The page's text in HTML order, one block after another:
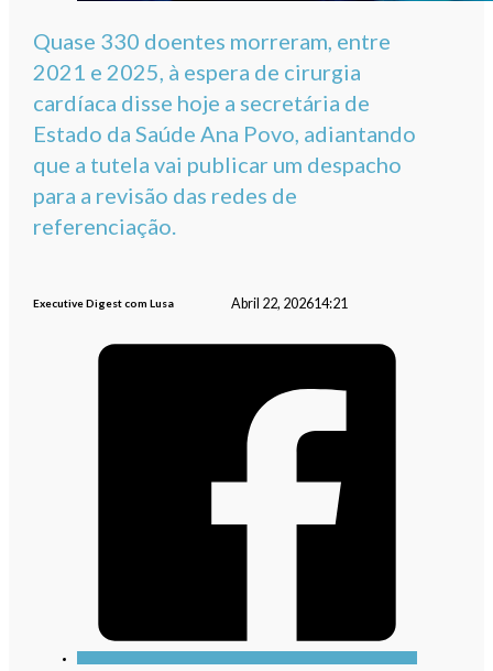
Quase 330 doentes morreram, entre
2021 e 2025, à espera de cirurgia
cardíaca disse hoje a secretária de
Estado da Saúde Ana Povo, adiantando
que a tutela vai publicar um despacho
para a revisão das redes de
referenciação.
Executive Digest com Lusa Abril 22, 202614:21